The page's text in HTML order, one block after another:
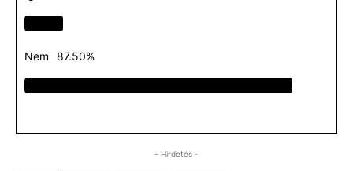
Nem 87.50%
- Hirdetés -